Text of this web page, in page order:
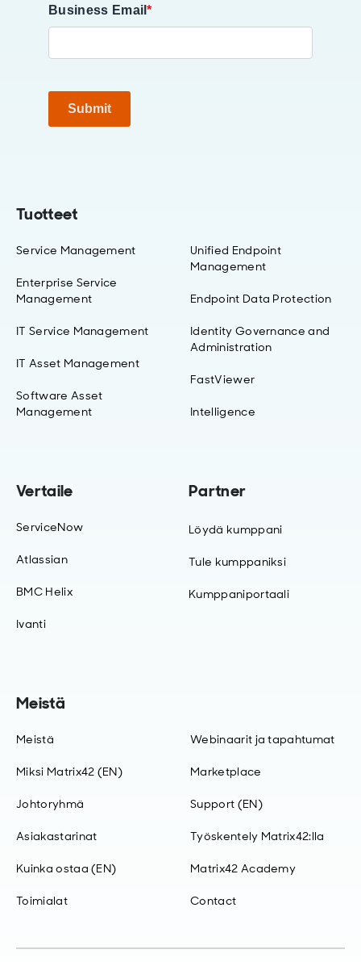
Business Email*
Submit
Tuotteet
Service Management
Enterprise Service
Management
IT Service Management
IT Asset Management
Software Asset
Management
Unified Endpoint
Management
Endpoint Data Protection
Identity Governance and
Administration
FastViewer
Intelligence
Vertaile
ServiceNow
Atlassian
BMC Helix
Ivanti
Meistä
Meistä
Miksi Matrix42 (EN)
Johtoryhmä
Asiakastarinat
Kuinka ostaa (EN)
Toimialat
Webinaarit ja tapahtumat
Marketplace
Support (EN)
Työskentely Matrix42:lla
Matrix42 Academy
Contact
Partner
Löydä kumppani
Tule kumppaniksi
Kumppaniportaali